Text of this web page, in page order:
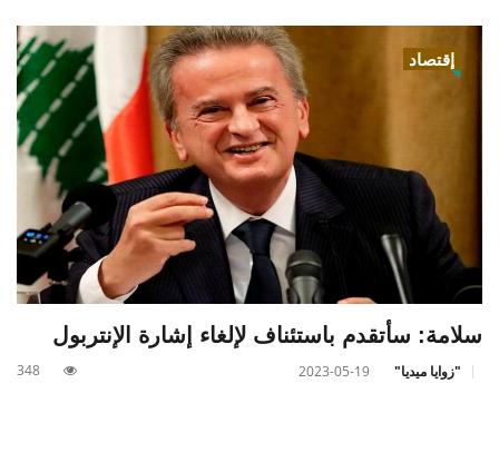
إقتصاد
سلامة: سأتقدم باستئناف لإلغاء إشارة الإنتربول
"زوايا ميديا" 2023-05-19
348